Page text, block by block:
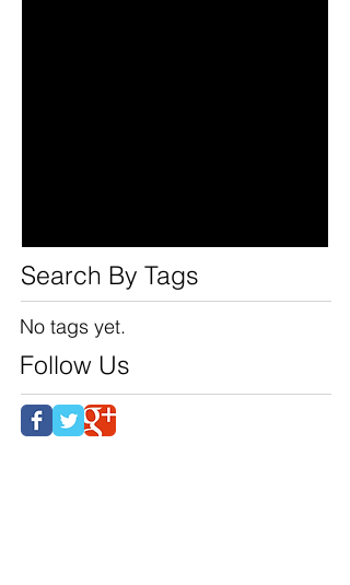
CAST's new program
Search By Tags
No tags yet.
Follow Us